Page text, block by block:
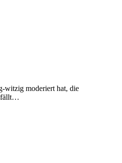
witzig moderiert hat, die